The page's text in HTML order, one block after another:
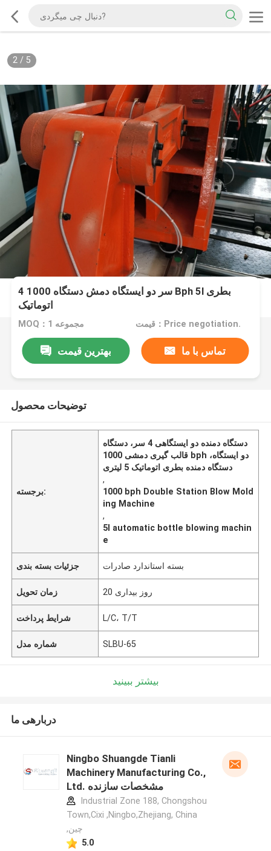
2/ 5
4 سر دو ایستگاه دمش دستگاه 1000 Bph 5l بطری
اتوماتیک
MOQ：1 مجموعه قیمت：Price negotiation.
بهترین قیمت تماس با ما
توضیحات محصول
برجسته:
دستگاه دمنده دو ایستگاهی 4 سر، دستگاه
قالب گیری دمشی 1000 bph دو ایستگاه،
دستگاه دمنده بطری اتوماتیک 5 لیتری
,
1000 bph Double Station Blow Mold
ing Machine
,
5l automatic bottle blowing machin
e
جزئیات بسته بندی بسته استاندارد صادرات
زمان تحویل 20 روز بیداری
شرایط پرداخت L/C، T/T
شماره مدل SLBU-65
بیشتر ببینید
دربارهی ما
Ningbo Shuangde Tianli
Machinery Manufacturing Co.,
Ltd. مشخصات سازنده
Industrial Zone 188, Chongshou
Town,Cixi ,Ningbo,Zhejiang, China
,چین
5.0